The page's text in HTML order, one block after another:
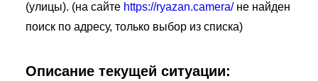
(улицы). (на сайте https://ryazan.camera/не найден
поиск по адресу, только выбор из списка)
Описание текущей ситуации: